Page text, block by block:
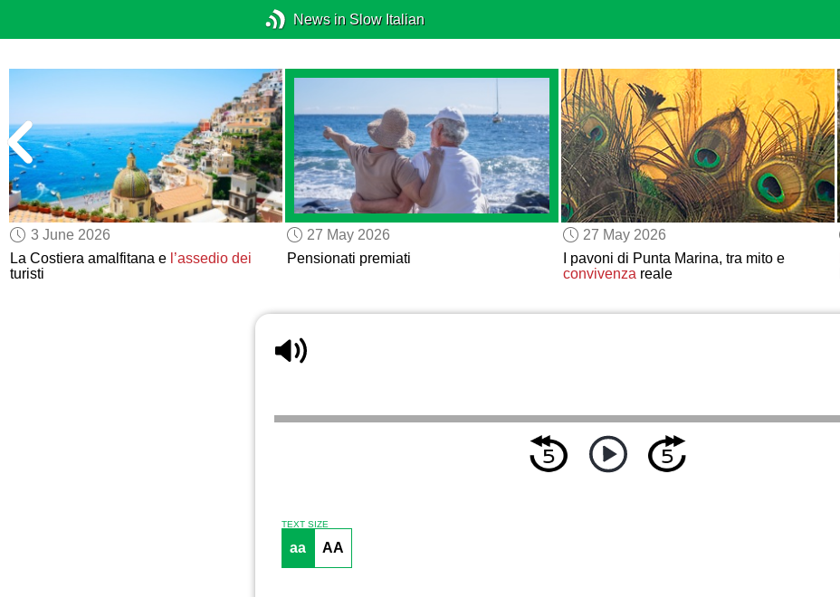
News in Slow Italian
3 June 2026
La Costiera amalfitana e l’assedio dei
turisti
27 May 2026
Pensionati premiati
27 May 2026
I pavoni di Punta Marina, tra mito e
convivenzareale
TEXT SIZE
aa AA